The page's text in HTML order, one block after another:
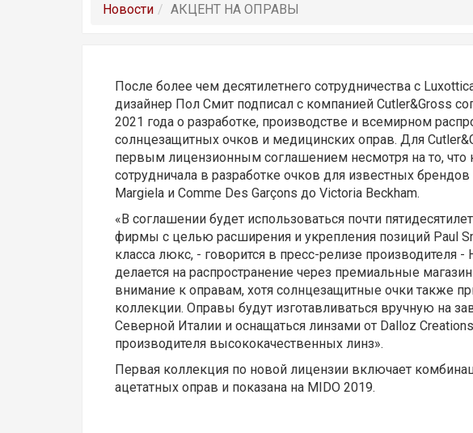
Новости АКЦЕНТ НА ОПРАВЫ
После более чем десятилетнего сотрудничества с
дизайнер Пол Смит подписал с компанией Cutler&Gross
2021 года о разработке, производстве и всемирном
солнцезащитных очков и медицинских оправ. Для
первым лицензионным соглашением несмотря на то, что
сотрудничала в разработке очков для известных
Margiela и Comme Des Garçons до Victoria Beckham.
«В соглашении будет использоваться почти
фирмы с целью расширения и укрепления позиций Paul
класса люкс, - говорится в пресс-релизе производителя
делается на распространение через премиальные
внимание к оправам, хотя солнцезащитные очки также
коллекции. Оправы будут изготавливаться вручную на
Северной Италии и оснащаться линзами от Dalloz
производителя высококачественных линз».
Первая коллекция по новой лицензии включает
ацетатных оправ и показана на MIDO 2019.